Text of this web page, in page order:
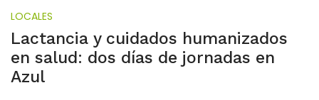
LOCALES
Lactancia y cuidados humanizados
en salud: dos días de jornadas en
Azul